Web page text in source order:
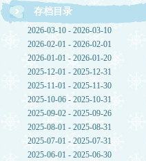
存档目录
2026-03-10 - 2026-03-10
2026-02-01 - 2026-02-01
2026-01-01 - 2026-01-20
2025-12-01 - 2025-12-31
2025-11-01 - 2025-11-30
2025-10-06 - 2025-10-31
2025-09-02 - 2025-09-26
2025-08-01 - 2025-08-31
2025-07-01 - 2025-07-31
2025-06-01 - 2025-06-30